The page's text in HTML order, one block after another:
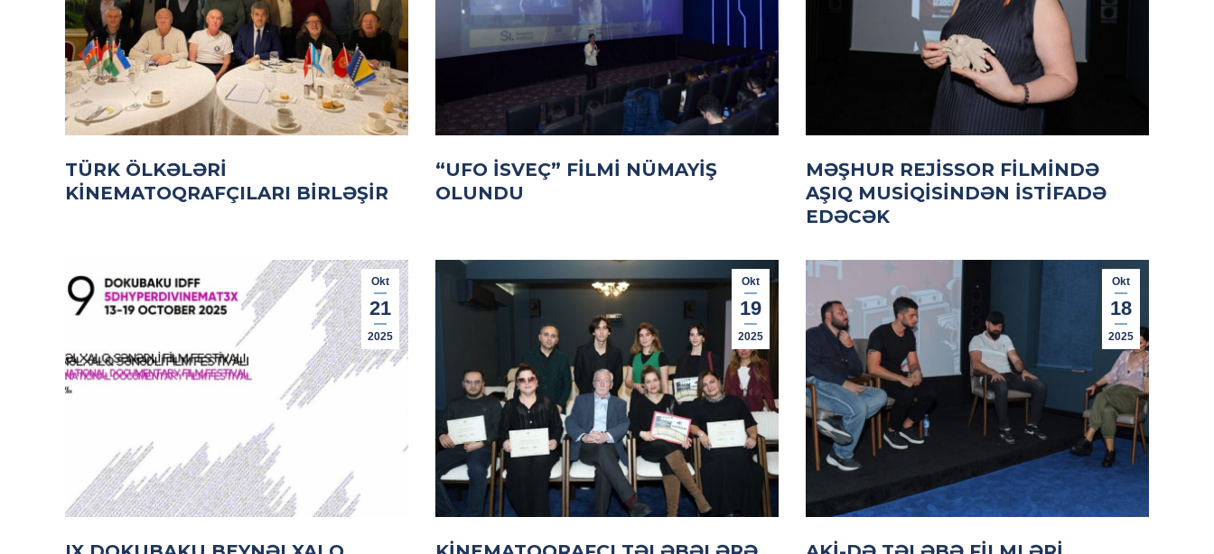
TÜRK ÖLKƏLƏRI
KINEMATOQRAFÇILARI BIRLƏŞIR
“UFO İSVEÇ” FILMI NÜMAYIŞ
OLUNDU
MƏŞHUR REJISSOR FILMINDƏ
AŞIQ MUSIQISINDƏN ISTIFADƏ
EDƏCƏK
Okt
21
2025
Okt
19
2025
Okt
18
2025